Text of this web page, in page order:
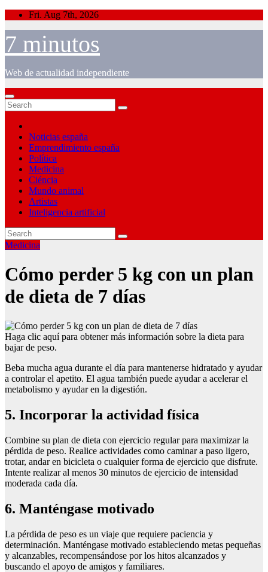
Skip
content
Fri. Aug 7th, 2026
7 minutos
Web de actualidad independiente
Noticias españa
Emprendimiento españa
Política
Medicina
Ciéncia
Mundo animal
Artistas
Inteligencia artificial
Medicina
Cómo perder 5 kg con un plan
de dieta de 7 días
Haga clic aquí para obtener más información sobre la dieta para
bajar de peso.
Beba mucha agua durante el día para mantenerse hidratado y ayudar
a controlar el apetito. El agua también puede ayudar a acelerar el
metabolismo y ayudar en la digestión.
5. Incorporar la actividad física
Combine su plan de dieta con ejercicio regular para maximizar la
pérdida de peso. Realice actividades como caminar a paso ligero,
trotar, andar en bicicleta o cualquier forma de ejercicio que disfrute.
Intente realizar al menos 30 minutos de ejercicio de intensidad
moderada cada día.
6. Manténgase motivado
La pérdida de peso es un viaje que requiere paciencia y
determinación. Manténgase motivado estableciendo metas pequeñas
y alcanzables, recompensándose por los hitos alcanzados y
buscando el apoyo de amigos y familiares.